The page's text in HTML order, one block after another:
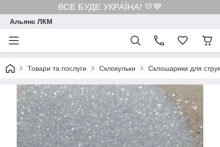
ВСЕ БУДЕ УКРАЇНА! 💛💙
Альянс ЛКМ
Товари та послуги Склокульки Склошарики для